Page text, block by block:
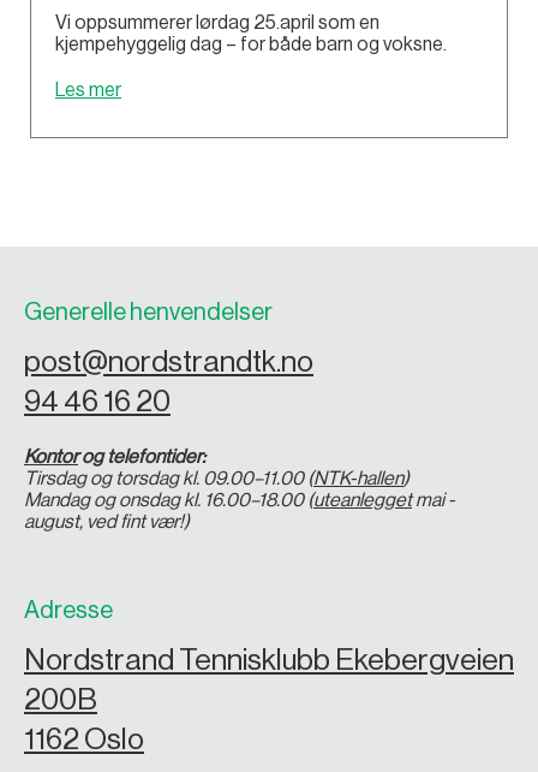
Vi oppsummerer lørdag 25.april som en
kjempehyggelig dag – for både barn og voksne.
Les mer
Generelle henvendelser
post@nordstrandtk.no
94 46 16 20
Kontorog telefontider:
Tirsdag og torsdag kl. 09.00–11.00 (NTK-hallen)
Mandag og onsdag kl. 16.00–18.00 (uteanleggetmai -
august, ved fint vær!)
Adresse
Nordstrand Tennisklubb Ekebergveien
200B
1162 Oslo